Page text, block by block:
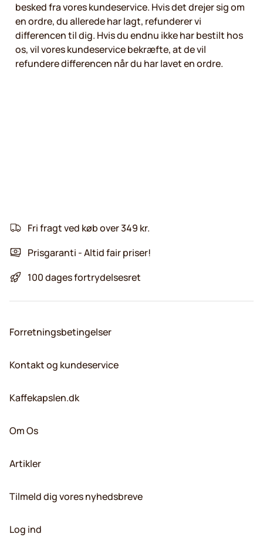
besked fra vores kundeservice. Hvis det drejer sig om
en ordre, du allerede har lagt, refunderer vi
differencen til dig. Hvis du endnu ikke har bestilt hos
os, vil vores kundeservice bekræfte, at de vil
refundere differencen når du har lavet en ordre.
Fri fragt ved køb over 349 kr.
Prisgaranti - Altid fair priser!
100 dages fortrydelsesret
Forretningsbetingelser
Kontakt og kundeservice
Kaffekapslen.dk
Om Os
Artikler
Tilmeld dig vores nyhedsbreve
Log ind